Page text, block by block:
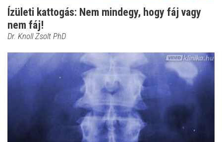
Ízületi kattogás: Nem mindegy, hogy fáj vagy
nem fáj!
Dr. Knoll Zsolt PhD